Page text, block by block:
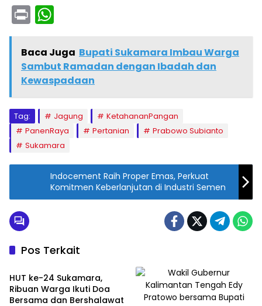
Pr
in
t a
ts
A
p
p
Baca Juga Bupati Sukamara Imbau Warga
Sambut Ramadan dengan Ibadah dan
Kewaspadaan
Tag: Jagung
KetahananPangan
PanenRaya
Pertanian
Prabowo Subianto
Sukamara
Indocement Raih Proper Emas, Perkuat
Komitmen Keberlanjutan di Industri Semen
Pos Terkait
Sukamara
HUT ke-24 Sukamara,
Ribuan Warga Ikuti Doa
Bersama dan Bershalawat